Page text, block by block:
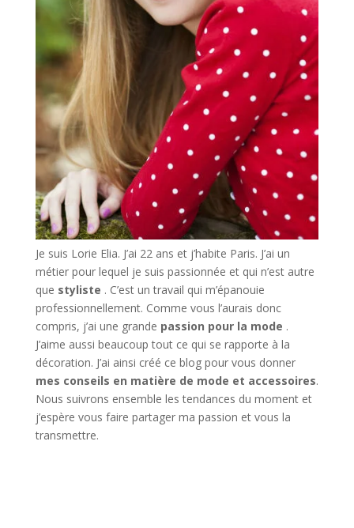
Je suis Lorie Elia. J’ai 22 ans et j’habite Paris. J’ai un
métier pour lequel je suis passionnée et qui n’est autre
que styliste . C’est un travail qui m’épanouie
professionnellement. Comme vous l’aurais donc
compris, j’ai une grande passion pour la mode .
J’aime aussi beaucoup tout ce qui se rapporte à la
décoration. J’ai ainsi créé ce blog pour vous donner
mes conseils en matière de mode et accessoires.
Nous suivrons ensemble les tendances du moment et
j’espère vous faire partager ma passion et vous la
transmettre.